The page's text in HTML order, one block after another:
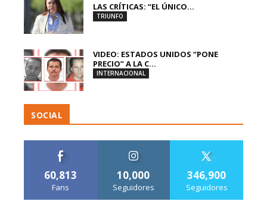
LAS CRÍTICAS: “EL ÚNICO...
TRIUNFO
VIDEO: ESTADOS UNIDOS “PONE
PRECIO” A LA C...
INTERNACIONAL
SOCIAL
60,813
Fans
10,000
Seguidores
346,900
Seguidores